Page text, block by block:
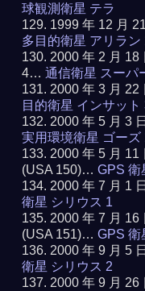
球観測衛星 テラ
1999 年 12 月
多目的衛星 アリラン
2000 年 2 月 18
4…通信衛星 スーパ
2000 年 3 月
目的衛星 インサット
2000 年 5 月 3
実用環境衛星 ゴーズ
2000 年 5 月 11
(USA 150)…GPS 衛
2000 年 7 月 1
衛星 シリウス 1
2000 年 7 月 16
(USA 151)…GPS 衛
2000 年 9 月 5
衛星 シリウス 2
2000 年 9 月 26